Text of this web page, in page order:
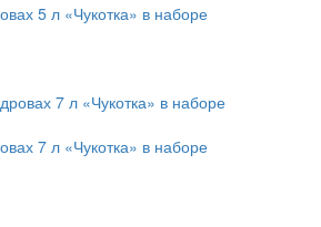
5 л «Чукотка» в наборе
7 л «Чукотка» в наборе